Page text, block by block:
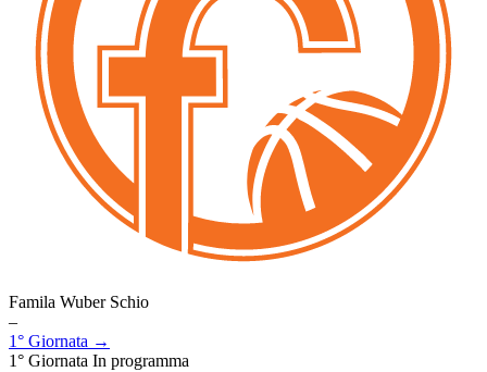
Famila Wuber Schio
–
1° Giornata →
1° Giornata In programma